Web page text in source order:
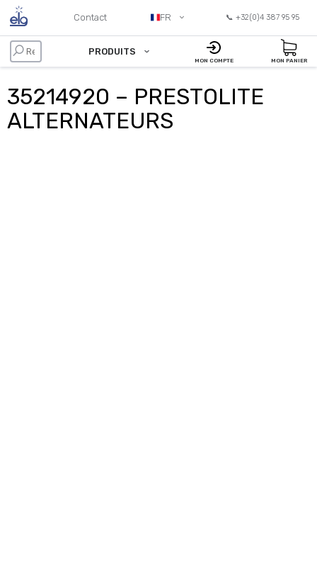
Contact FR 📞 +32(0)4 387 95 95
PRODUITS
MON COMPTE MON PANIER
35214920 – PRESTOLITE
ALTERNATEURS